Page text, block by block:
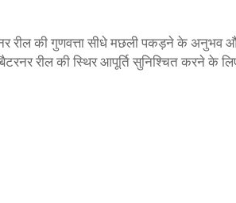
की गुणवत्ता सीधे मछली पकड़ने के अनुभव
बैटरनर रील की स्थिर आपूर्ति सुनिश्चित करने के
है...